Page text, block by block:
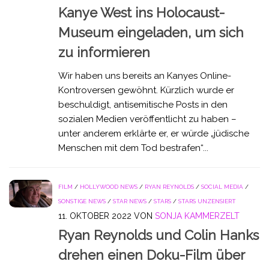
Kanye West ins Holocaust-
Museum eingeladen, um sich
zu informieren
Wir haben uns bereits an Kanyes Online-
Kontroversen gewöhnt. Kürzlich wurde er
beschuldigt, antisemitische Posts in den
sozialen Medien veröffentlicht zu haben –
unter anderem erklärte er, er würde „jüdische
Menschen mit dem Tod bestrafen“...
FILM / HOLLYWOOD NEWS / RYAN REYNOLDS / SOCIAL MEDIA /
SONSTIGE NEWS / STAR NEWS / STARS / STARS UNZENSIERT
11. OKTOBER 2022 VON SONJA KAMMERZELT
Ryan Reynolds und Colin Hanks
drehen einen Doku-Film über